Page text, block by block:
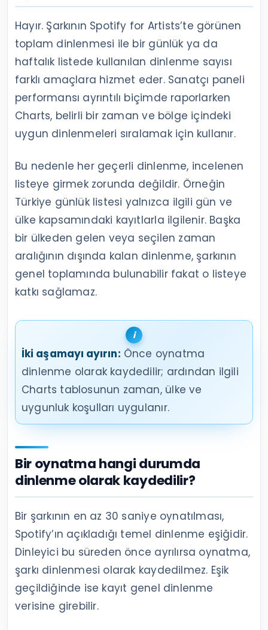
Hayır. Şarkının Spotify for Artists’te görünen
toplam dinlenmesi ile bir günlük ya da
haftalık listede kullanılan dinlenme sayısı
farklı amaçlara hizmet eder. Sanatçı paneli
performansı ayrıntılı biçimde raporlarken
Charts, belirli bir zaman ve bölge içindeki
uygun dinlenmeleri sıralamak için kullanır.
Bu nedenle her geçerli dinlenme, incelenen
listeye girmek zorunda değildir. Örneğin
Türkiye günlük listesi yalnızca ilgili gün ve
ülke kapsamındaki kayıtlarla ilgilenir. Başka
bir ülkeden gelen veya seçilen zaman
aralığının dışında kalan dinlenme, şarkının
genel toplamında bulunabilir fakat o listeye
katkı sağlamaz.
İki aşamayı ayırın: Önce oynatma
dinlenme olarak kaydedilir; ardından ilgili
Charts tablosunun zaman, ülke ve
uygunluk koşulları uygulanır.
Bir oynatma hangi durumda
dinlenme olarak kaydedilir?
Bir şarkının en az 30 saniye oynatılması,
Spotify’ın açıkladığı temel dinlenme eşiğidir.
Dinleyici bu süreden önce ayrılırsa oynatma,
şarkı dinlenmesi olarak kaydedilmez. Eşik
geçildiğinde ise kayıt genel dinlenme
verisine girebilir.